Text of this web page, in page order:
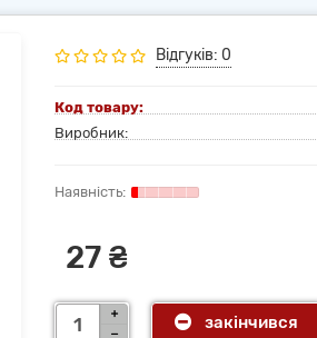
Відгуків: 0
Код товару:
Виробник:
27 ₴
закінчився